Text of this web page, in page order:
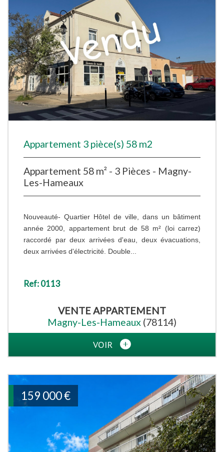
Appartement 3 pièce(s) 58 m2
Appartement 58 m² - 3 Pièces - Magny-
Les-Hameaux
Nouveauté- Quartier Hôtel de ville, dans un bâtiment
année 2000, appartement brut de 58 m² (loi carrez)
raccordé par deux arrivées d'eau, deux évacuations,
deux arrivées d'électricité. Double...
Ref: 0113
VENTEAPPARTEMENT
Magny-Les-Hameaux (78114)
VOIR
159 000€